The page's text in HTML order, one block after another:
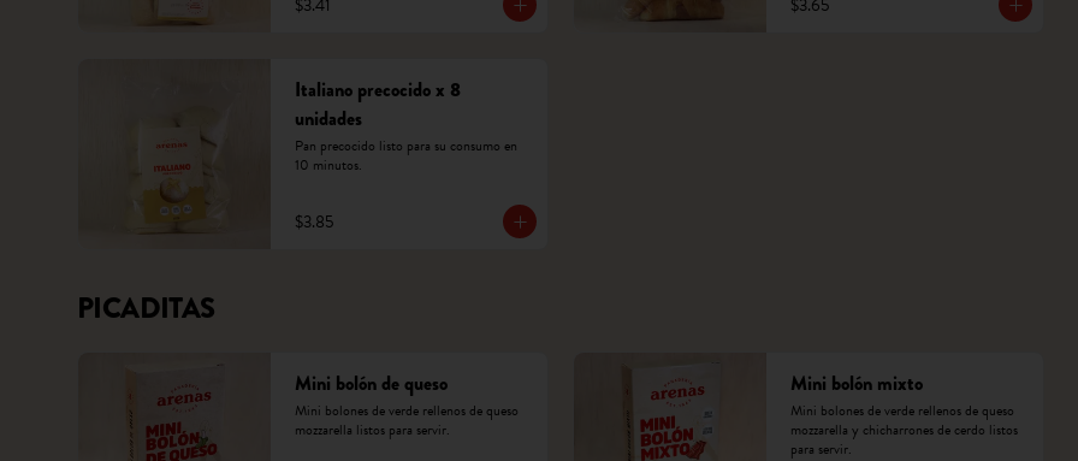
$3.41 $3.65
Italiano precocido x 8
unidades
Pan precocido listo para su consumo en
10 minutos.
$3.85
PICADITAS
Mini bolón de queso
Mini bolones de verde rellenos de queso
mozzarella listos para servir.
Mini bolón mixto
Mini bolones de verde rellenos de queso
mozzarella y chicharrones de cerdo listos
para servir.